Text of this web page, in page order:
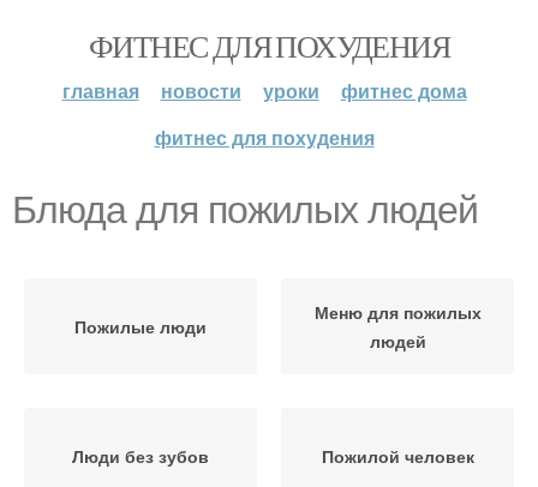
ФИТНЕС ДЛЯ ПОХУДЕНИЯ
главная новости уроки
фитнес дома
фитнес для похудения
Блюда для пожилых людей
Пожилые люди
Меню для пожилых
людей
Люди без зубов Пожилой человек